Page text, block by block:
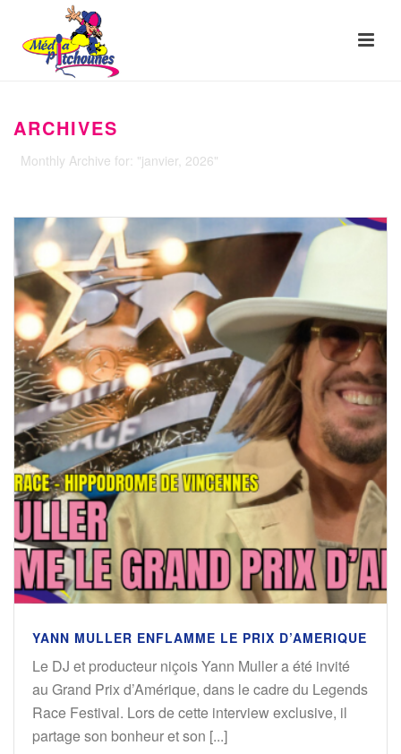
ARCHIVES
Monthly Archive for: "janvier, 2026"
YANN MULLER ENFLAMME LE PRIX D’AMERIQUE
Le DJ et producteur niçois Yann Muller a été invité
au Grand Prix d’Amérique, dans le cadre du Legends
Race Festival. Lors de cette interview exclusive, il
partage son bonheur et son [...]